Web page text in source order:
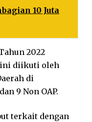
10 Juta
2022
ini diikuti oleh
di
9 Non OAP.
terkait dengan